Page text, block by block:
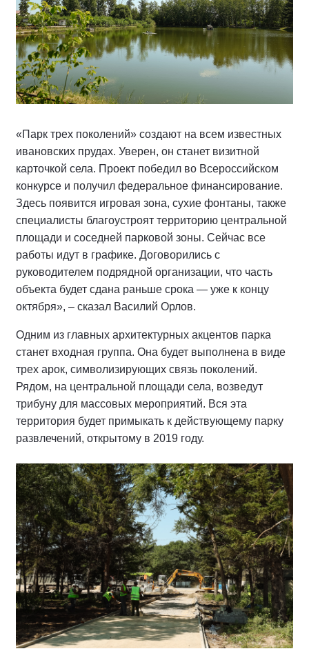
«Парк трех поколений» создают на всем известных
ивановских прудах. Уверен, он станет визитной
карточкой села. Проект победил во Всероссийском
конкурсе и получил федеральное финансирование.
Здесь появится игровая зона, сухие фонтаны, также
специалисты благоустроят территорию центральной
площади и соседней парковой зоны. Сейчас все
работы идут в графике. Договорились с
руководителем подрядной организации, что часть
объекта будет сдана раньше срока — уже к концу
октября», – сказал Василий Орлов.
Одним из главных архитектурных акцентов парка
станет входная группа. Она будет выполнена в виде
трех арок, символизирующих связь поколений.
Рядом, на центральной площади села, возведут
трибуну для массовых мероприятий. Вся эта
территория будет примыкать к действующему парку
развлечений, открытому в 2019 году.